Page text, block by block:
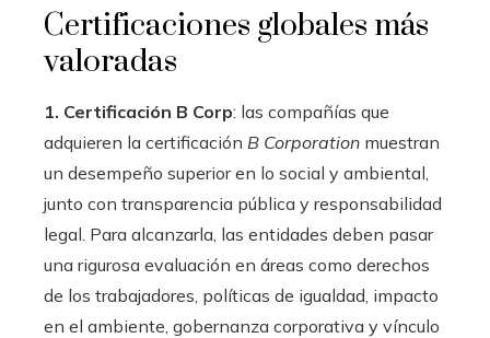
Certificaciones globales más
valoradas
1. Certificación B Corp: las compañías que
adquieren la certificación B Corporation muestran
un desempeño superior en lo social y ambiental,
junto con transparencia pública y responsabilidad
legal. Para alcanzarla, las entidades deben pasar
una rigurosa evaluación en áreas como derechos
de los trabajadores, políticas de igualdad, impacto
en el ambiente, gobernanza corporativa y vínculo